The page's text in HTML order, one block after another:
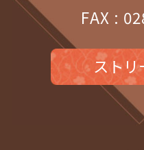
FAX :
ストリ